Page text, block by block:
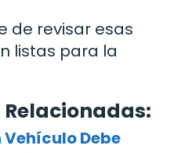
de revisar esas
listas para la
Debe